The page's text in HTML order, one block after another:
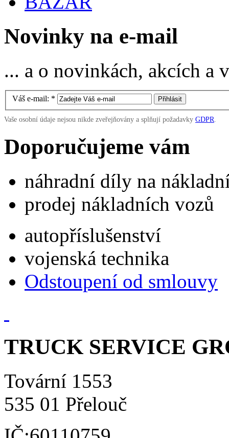
Novinky na e-mail
... a o novinkách, akcích
Váš e-mail: *
Vaše osobní údaje nejsou nikde zveřejňovány a splňují požadavky GDPR.
Doporučujeme vám
náhradní díly na
prodej nákladních vozů
autopříslušenství
vojenská technika
Odstoupení od smlouvy
TRUCK SERVICE
Tovární 1553
535 01 Přelouč